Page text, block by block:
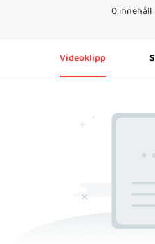
0 innehåll
Videoklipp